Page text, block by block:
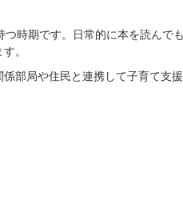
時期です。日常的に本を読んで
。
部局や住民と連携して子育て支